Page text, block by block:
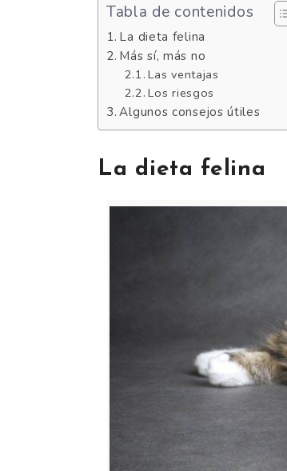
Tabla de contenidos
La dieta felina
Más sí, más no
Las ventajas
Los riesgos
Algunos consejos útiles
La dieta felina